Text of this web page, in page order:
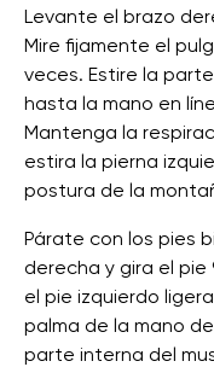
Levante el brazo
Mire fijamente el
veces. Estire la
hasta la mano en
Mantenga la
estira la pierna
postura de la
Párate con los pies
derecha y gira el
el pie izquierdo
palma de la mano
parte interna del